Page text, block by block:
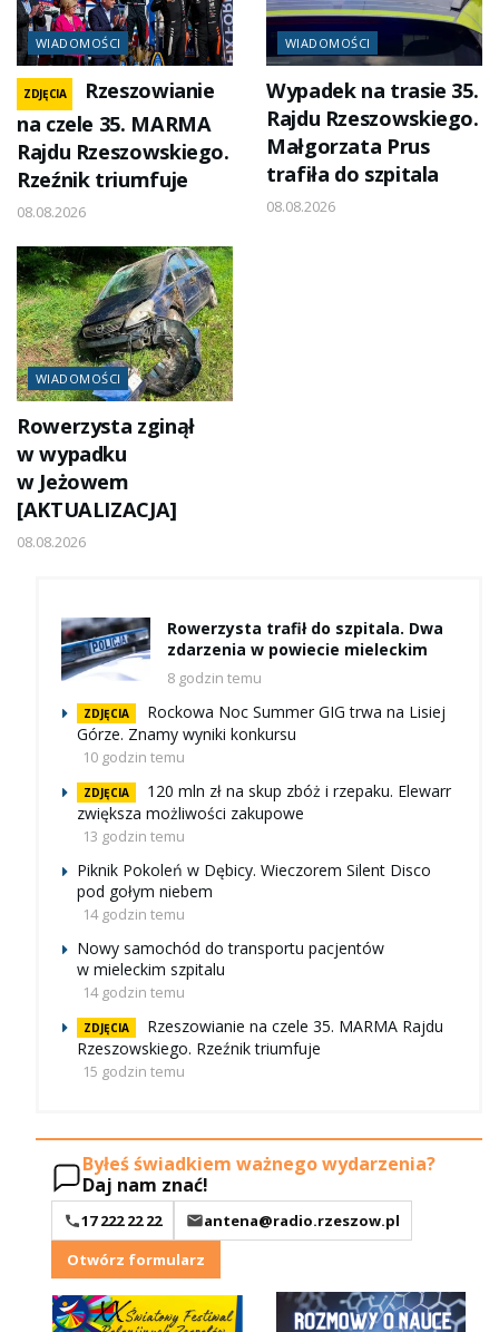
WIADOMOŚCI
ZDJĘCIA
Rzeszowianie
na czele 35. MARMA
Rajdu Rzeszowskiego.
Rzeźnik triumfuje
08.08.2026
WIADOMOŚCI
Wypadek na trasie 35.
Rajdu Rzeszowskiego.
Małgorzata Prus
trafiła do szpitala
08.08.2026
WIADOMOŚCI
Rowerzysta zginął
w wypadku
w Jeżowem
[AKTUALIZACJA]
08.08.2026
Rowerzysta trafił do szpitala. Dwa
zdarzenia w powiecie mieleckim
8 godzin temu
ZDJĘCIA
Rockowa Noc Summer GIG trwa na Lisiej
Górze. Znamy wyniki konkursu
10 godzin temu
ZDJĘCIA
120 mln zł na skup zbóż i rzepaku. Elewarr
zwiększa możliwości zakupowe
13 godzin temu
Piknik Pokoleń w Dębicy. Wieczorem Silent Disco
pod gołym niebem
14 godzin temu
Nowy samochód do transportu pacjentów
w mieleckim szpitalu
14 godzin temu
ZDJĘCIA
Rzeszowianie na czele 35. MARMA Rajdu
Rzeszowskiego. Rzeźnik triumfuje
15 godzin temu
Byłeś świadkiem ważnego wydarzenia?
Daj nam znać!
17 222 22 22
antena@radio.rzeszow.pl
Otwórz formularz